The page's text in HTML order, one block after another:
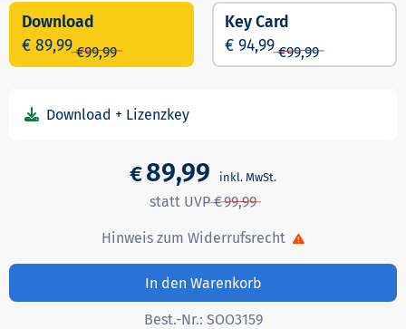
Download
€ 89,99 €99,99
Key Card
€ 94,99 €99,99
€89,99
99,99
Hinweis zum Widerrufsrecht
In den Warenkorb
Best.-Nr.: SOO3159